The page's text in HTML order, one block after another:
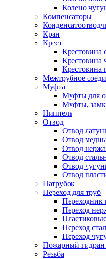
Колено
Компенсаторы
Кран
Крест
Крестовина
Крестовина
Крестовина
Межтрубное
Муфта
Муфты для
Муфты,
Ниппель
Отвод
Отвод
Отвод
Отвод
Отвод
Отвод
Отвод
Патрубок
Переход для труб
Переходник
Переход
Переход
Переход
Пожарный
Резьба